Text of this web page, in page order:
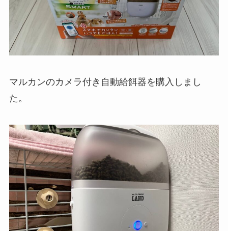
マルカンのカメラ付き自動給餌器を購入しまし
た。